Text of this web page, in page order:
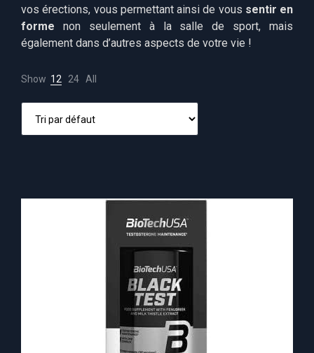
vos érections, vous permettant ainsi de vous sentir en
forme non seulement à la salle de sport, mais
également dans d’autres aspects de votre vie !
Show 12 24 All